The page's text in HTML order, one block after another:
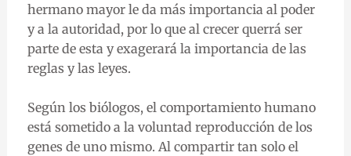
hermano mayor le da más importancia al poder
y a la autoridad, por lo que al crecer querrá ser
parte de esta y exagerará la importancia de las
reglas y las leyes.
Según los biólogos, el comportamiento humano
está sometido a la voluntad reproducción de los
genes de uno mismo. Al compartir tan solo el